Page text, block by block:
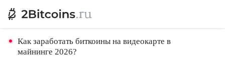
Как заработать биткоины на видеокарте в
майнинге 2026?